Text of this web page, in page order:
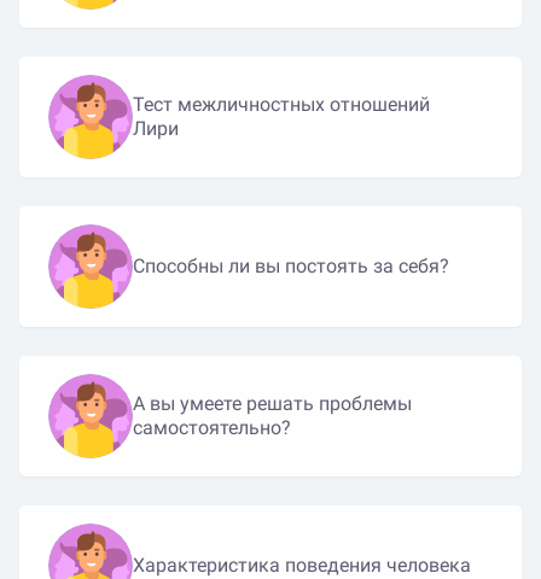
Тест межличностных отношений
Лири
Способны ли вы постоять за себя?
А вы умеете решать проблемы
самостоятельно?
Характеристика поведения человека